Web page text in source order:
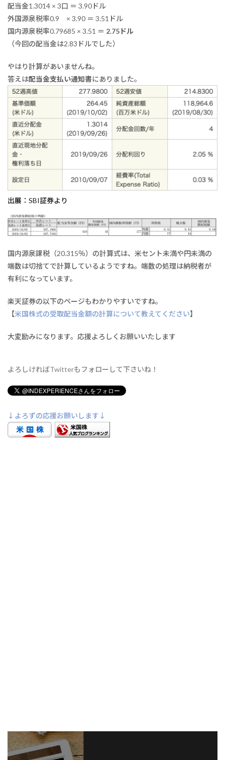
配当金1.3014 × 3口 ＝ 3.90ドル
外国源泉税率0.9 × 3.90 ＝ 3.51ドル
国内源泉税率0.79685 × 3.51 ＝ 2.75ドル
（今回の配当金は2.83ドルでした）
やはり計算があいませんね。
答えは配当金支払い通知書にありました。
出展：SBI証券より
国内源泉課税（20.315％）の計算式は、米セント未満や円未満の
端数は切捨てで計算しているようですね。端数の処理は納税者が
有利になっています。
楽天証券の以下のページもわかりやすいですね。
【米国株式の受取配当金額の計算について教えてください】
大変励みになります。応援よろしくお願いいたします
よろしければTwitterもフォローして下さいね！
↓よろずの応援お願いします↓